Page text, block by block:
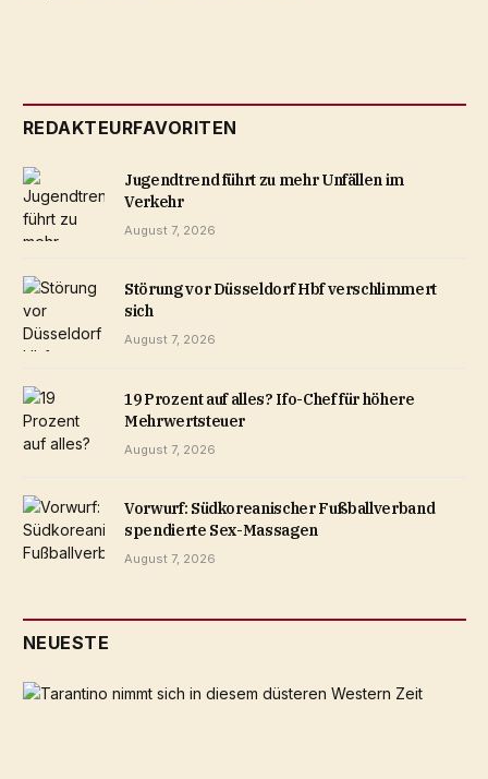
REDAKTEURFAVORITEN
Jugendtrend führt zu mehr Unfällen im
Verkehr
August 7, 2026
Störung vor Düsseldorf Hbf verschlimmert
sich
August 7, 2026
19 Prozent auf alles? Ifo-Chef für höhere
Mehrwertsteuer
August 7, 2026
Vorwurf: Südkoreanischer Fußballverband
spendierte Sex-Massagen
August 7, 2026
NEUESTE